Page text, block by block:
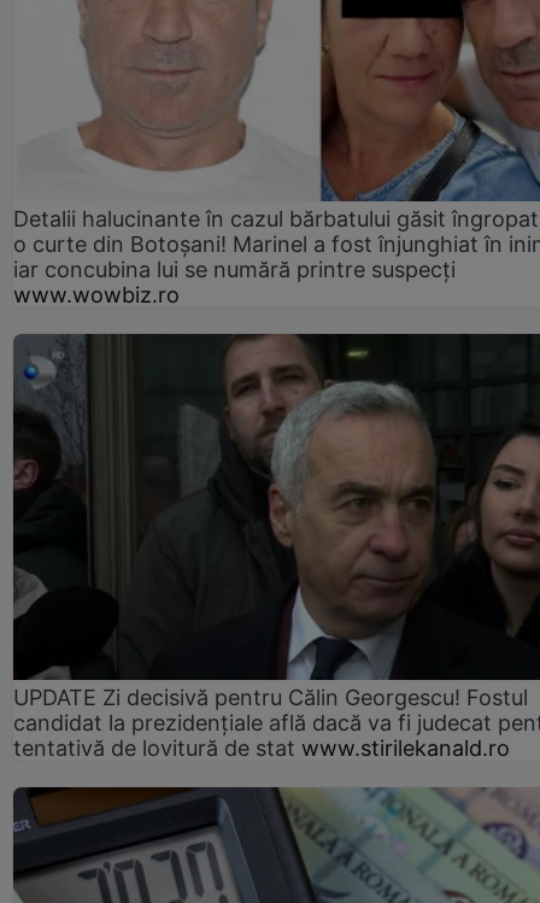
Detalii halucinante în cazul bărbatului găsit
o curte din Botoșani! Marinel a fost înjunghiat în
iar concubina lui se numără printre suspecți
www.wowbiz.ro
UPDATE Zi decisivă pentru Călin Georgescu! Fostul
candidat la prezidențiale află dacă va fi judecat
tentativă de lovitură de stat www.stirilekanald.ro